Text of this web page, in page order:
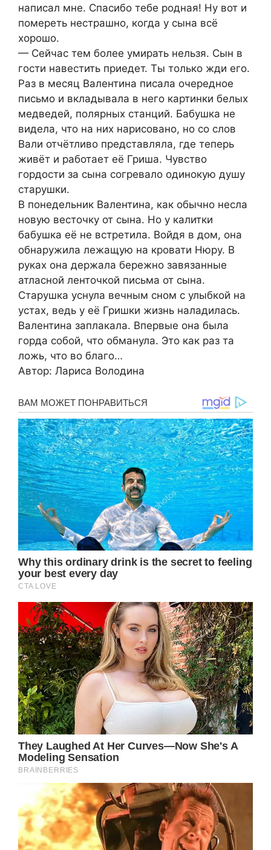
написал мне. Спасибо тебе родная! Ну вот и
помереть нестрашно, когда у сына всё
хорошо.
— Сейчас тем более умирать нельзя. Сын в
гости навестить приедет. Ты только жди его.
Раз в месяц Валентина писала очередное
письмо и вкладывала в него картинки белых
медведей, полярных станций. Бабушка не
видела, что на них нарисовано, но со слов
Вали отчётливо представляла, где теперь
живёт и работает её Гриша. Чувство
гордости за сына согревало одинокую душу
старушки.
В понедельник Валентина, как обычно несла
новую весточку от сына. Но у калитки
бабушка её не встретила. Войдя в дом, она
обнаружила лежащую на кровати Нюру. В
руках она держала бережно завязанные
атласной ленточкой письма от сына.
Старушка уснула вечным сном с улыбкой на
устах, ведь у её Гришки жизнь наладилась.
Валентина заплакала. Впервые она была
горда собой, что обманула. Это как раз та
ложь, что во благо…
Автор: Лариса Володина